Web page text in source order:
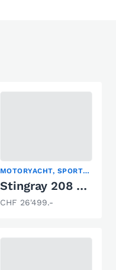
MOTORYACHT, SPORTBOOT, WASSERSKI
Stingray 208 CR
CHF 26'499.-